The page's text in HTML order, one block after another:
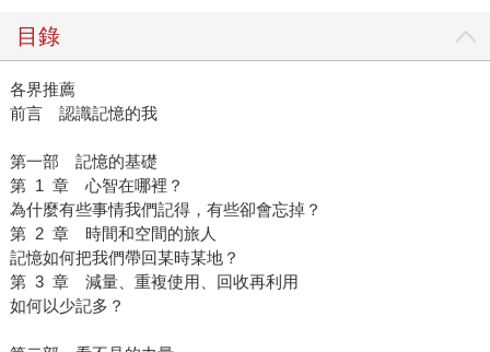
目錄
各界推薦
前言 認識記憶的我
第一部 記憶的基礎
第 1 章 心智在哪裡？
為什麼有些事情我們記得，有些卻會忘掉？
第 2 章 時間和空間的旅人
記憶如何把我們帶回某時某地？
第 3 章 減量、重複使用、回收再利用
如何以少記多？